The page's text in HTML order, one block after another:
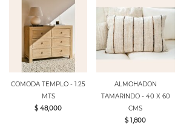
COMODA TEMPLO - 1.25
MTS
$ 48,000
ALMOHADON
TAMARINDO - 40 X 60
CMS
$ 1,800